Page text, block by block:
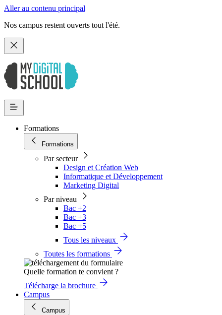
Aller au contenu principal
Nos campus restent ouverts tout l'été.
Formations
Formations
Par secteur
Design et Création Web
Informatique et Développement
Marketing Digital
Par niveau
Bac +2
Bac +3
Bac +5
Tous les niveaux
Toutes les formations
Quelle formation te convient ?
Télécharge la brochure
Campus
Campus